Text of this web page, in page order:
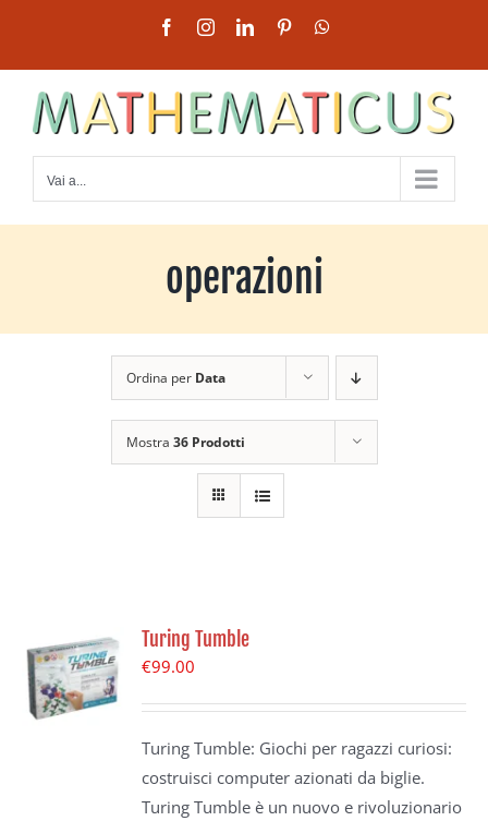
contenuto
FacebookInstagramLinkedInPinterest
Vai a...
operazioni
Ordina per Data
Mostra 36 Prodotti
Turing Tumble
€99.00
Turing Tumble: Giochi per ragazzi curiosi:
costruisci computer azionati da biglie.
Turing Tumble è un nuovo e rivoluzionario